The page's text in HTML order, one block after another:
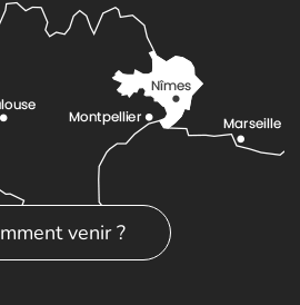
venir ?